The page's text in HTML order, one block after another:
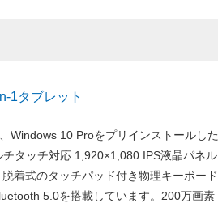
1タブレット
Windows 10 Proをプリインストールした
タッチ対応 1,920×1,080 IPS液晶パネル
着式のタッチパッド付き物理キーボード
5.0を搭載しています。200万画素